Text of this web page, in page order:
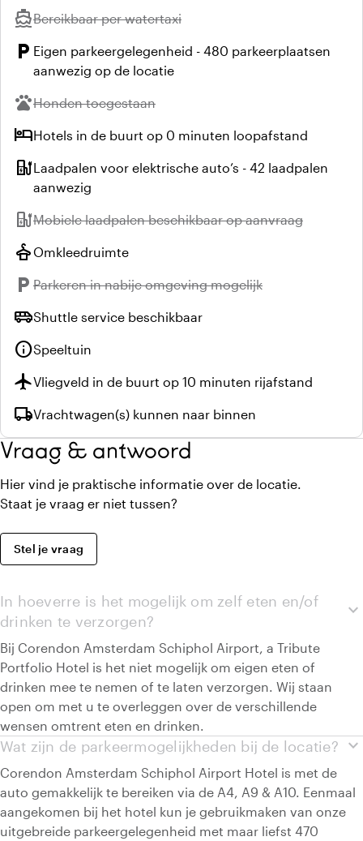
directions_boatNiet beschikbaar:
Bereikbaar per watertaxi
local_parking Eigen parkeergelegenheid - 480 parkeerplaatsen
aanwezig op de locatie
petsNiet beschikbaar:
Honden toegestaan
hotelHotels in de buurt op 0 minuten loopafstand
ev_stationLaadpalen voor elektrische auto’s - 42 laadpalen
aanwezig
ev_stationNiet beschikbaar:
Mobiele laadpalen beschikbaar op aanvraag
styler Omkleedruimte
local_parking Niet beschikbaar:
Parkeren in nabije omgeving mogelijk
airport_shuttleShuttle service beschikbaar
infoSpeeltuin
flightVliegveld in de buurt op 10 minuten rijafstand
local_shippingVrachtwagen(s) kunnen naar binnen
Vraag & antwoord
Hier vind je praktische informatie over de locatie.
Staat je vraag er niet tussen?
Stel je vraag
expand_more
In hoeverre is het mogelijk om zelf eten en/of
drinken te verzorgen?
Bij Corendon Amsterdam Schiphol Airport, a Tribute
Portfolio Hotel is het niet mogelijk om eigen eten of
drinken mee te nemen of te laten verzorgen. Wij staan
open om met u te overleggen over de verschillende
wensen omtrent eten en drinken.
expand_more
Wat zijn de parkeermogelijkheden bij de locatie?
Corendon Amsterdam Schiphol Airport Hotel is met de
auto gemakkelijk te bereiken via de A4, A9 & A10. Eenmaal
aangekomen bij het hotel kun je gebruikmaken van onze
uitgebreide parkeergelegenheid met maar liefst 470